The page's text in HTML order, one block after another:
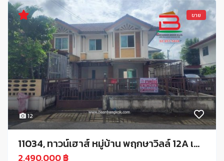
12
ขาย
11034, ทาวน์เฮาส์ หมู่บ้าน พฤกษาวิลล์ 12A เ...
2,490,000 ฿